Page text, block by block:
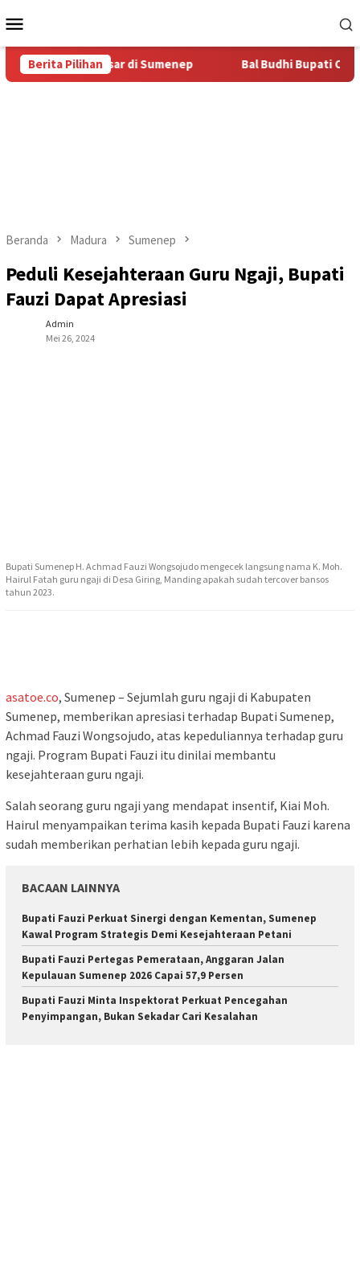
ke
Mobile
Berita Pilihan
Terbesar di Sumenep Bal Budhi Bupati Cup 2026
Beranda Madura Sumenep
Peduli Kesejahteraan Guru Ngaji, Bupati
Fauzi Dapat Apresiasi
Admin
Mei 26, 2024
Bupati Sumenep H. Achmad Fauzi Wongsojudo mengecek langsung nama K. Moh.
Hairul Fatah guru ngaji di Desa Giring, Manding apakah sudah tercover bansos
tahun 2023.
asatoe.co, Sumenep – Sejumlah guru ngaji di Kabupaten
Sumenep, memberikan apresiasi terhadap Bupati Sumenep,
Achmad Fauzi Wongsojudo, atas kepeduliannya terhadap guru
ngaji. Program Bupati Fauzi itu dinilai membantu
kesejahteraan guru ngaji.
Salah seorang guru ngaji yang mendapat insentif, Kiai Moh.
Hairul menyampaikan terima kasih kepada Bupati Fauzi karena
sudah memberikan perhatian lebih kepada guru ngaji.
BACAAN LAINNYA
Bupati Fauzi Perkuat Sinergi dengan Kementan, Sumenep
Kawal Program Strategis Demi Kesejahteraan Petani
Bupati Fauzi Pertegas Pemerataan, Anggaran Jalan
Kepulauan Sumenep 2026 Capai 57,9 Persen
Bupati Fauzi Minta Inspektorat Perkuat Pencegahan
Penyimpangan, Bukan Sekadar Cari Kesalahan